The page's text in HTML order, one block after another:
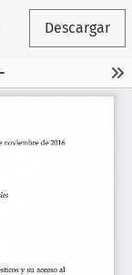
Descargar